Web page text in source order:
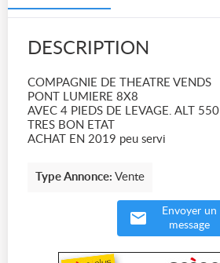
DESCRIPTION
COMPAGNIE DE THEATRE VENDS
PONT LUMIERE 8X8
AVEC 4 PIEDS DE LEVAGE. ALT 550
TRES BON ETAT
ACHAT EN 2019 peu servi
Type Annonce: Vente
Envoyer un
message